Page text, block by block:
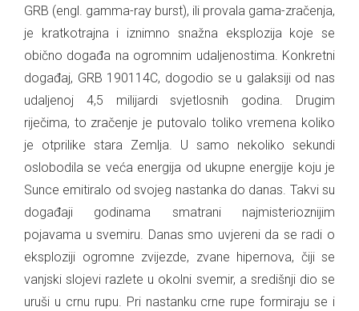
GRB (engl. gamma-ray burst), ili provala gama-zračenja,
je kratkotrajna i iznimno snažna eksplozija koje se
obično događa na ogromnim udaljenostima. Konkretni
događaj, GRB 190114C, dogodio se u galaksiji od nas
udaljenoj 4,5 milijardi svjetlosnih godina. Drugim
riječima, to zračenje je putovalo toliko vremena koliko
je otprilike stara Zemlja. U samo nekoliko sekundi
oslobodila se veća energija od ukupne energije koju je
Sunce emitiralo od svojeg nastanka do danas. Takvi su
događaji godinama smatrani najmisterioznijim
pojavama u svemiru. Danas smo uvjereni da se radi o
eksploziji ogromne zvijezde, zvane hipernova, čiji se
vanjski slojevi razlete u okolni svemir, a središnji dio se
uruši u crnu rupu. Pri nastanku crne rupe formiraju se i